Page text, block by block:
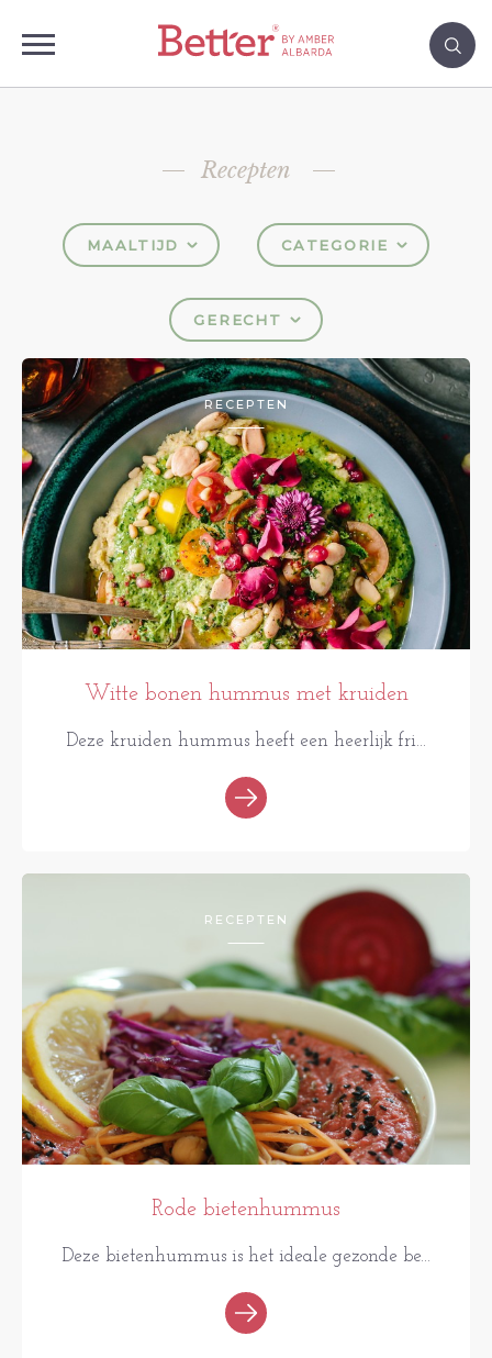
Recepten
MAALTIJD CATEGORIE
GERECHT
RECEPTEN
Witte bonen hummus met kruiden
Deze kruiden hummus heeft een heerlijk fri...
RECEPTEN
Rode bietenhummus
Deze bietenhummus is het ideale gezonde be...